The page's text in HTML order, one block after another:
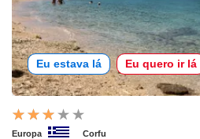
Eu estava lá Eu quero ir lá
Europa Corfu